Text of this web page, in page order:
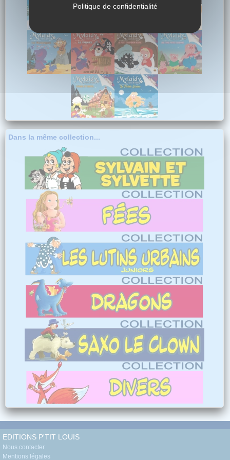
Dans la même collection...
EDITIONS P'TIT LOUIS
Nous contacter
Mentions légales
Politique de confidentialité